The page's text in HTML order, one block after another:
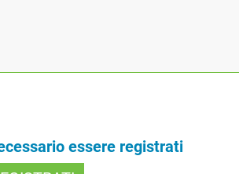
essere registrati